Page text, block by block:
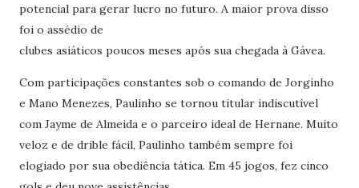
potencial para gerar lucro no futuro. A maior prova disso
foi o assédio de
clubes asiáticos poucos meses após sua chegada à Gávea.
Com participações constantes sob o comando de Jorginho
e Mano Menezes, Paulinho se tornou titular indiscutível
com Jayme de Almeida e o parceiro ideal de Hernane. Muito
veloz e de drible fácil, Paulinho também sempre foi
elogiado por sua obediência tática. Em 45 jogos, fez cinco